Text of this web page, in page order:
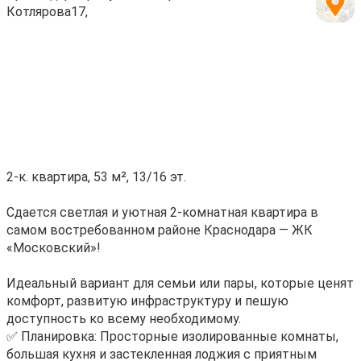
Котлярова17,
2-к. квартира, 53 м², 13/16 эт.
Сдается светлая и уютная 2-комнатная квартира в
самом востребованном районе Краснодара — ЖК
«Московский»!
Идеальный вариант для семьи или пары, которые ценят
комфорт, развитую инфраструктуру и пешую
доступность ко всему необходимому.
✅ Планировка: Просторные изолированные комнаты,
большая кухня и застекленная лоджия с приятным